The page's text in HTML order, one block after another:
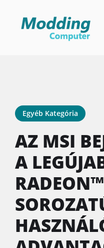
Egyéb Kategória
AZ MSI
A